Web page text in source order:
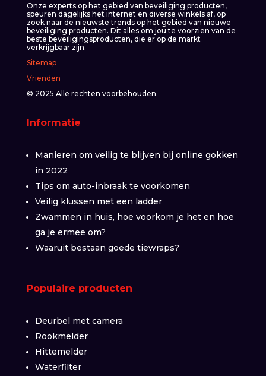
Onze experts op het gebied van beveiliging producten,
speuren dagelijks het internet en diverse winkels af, op
zoek naar de nieuwste trends op het gebied van nieuwe
beveiliging producten. Dit alles om jou te voorzien van de
beste beveiligingsproducten, die er op de markt
verkrijgbaar zijn.
Sitemap
Vrienden
© 2025 Alle rechten voorbehouden
Informatie
Manieren om veilig te blijven bij online gokken
in 2022
Tips om auto-inbraak te voorkomen
Veilig klussen met een ladder
Zwammen in huis, hoe voorkom je het en hoe
ga je ermee om?
Waaruit bestaan goede tiewraps?
Populaire producten
Deurbel met camera
Rookmelder
Hittemelder
Waterfilter